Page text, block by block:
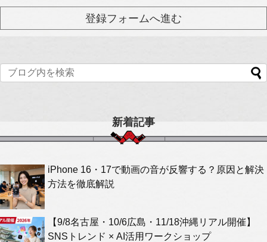
新着記事
iPhone 16・17で動画の音が反響する？原因と解決
方法を徹底解説
【9/8名古屋・10/6広島・11/18沖縄リアル開催】
SNSトレンド × AI活用ワークショップ